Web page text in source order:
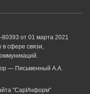
от 01 марта 2021
сфере связи,
— Письменный А.А.
"СарИнформ"